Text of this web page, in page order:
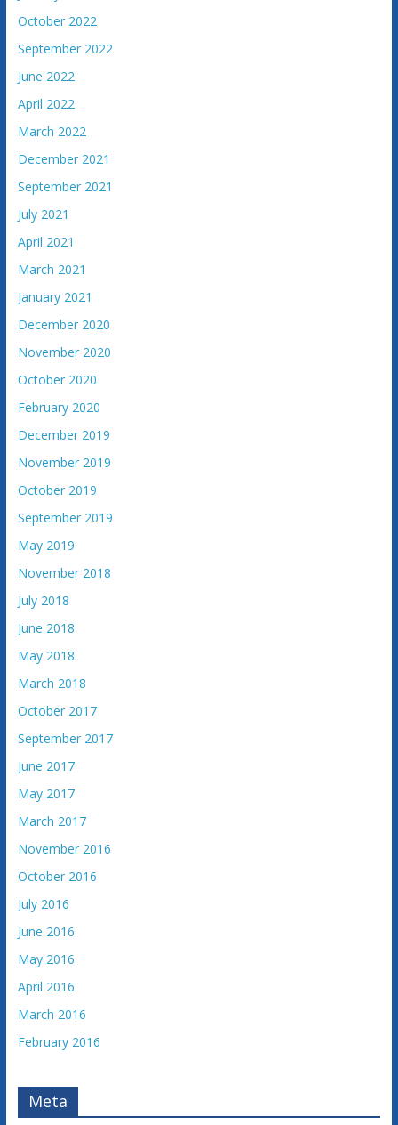
October 2022
September 2022
June 2022
April 2022
March 2022
December 2021
September 2021
July 2021
April 2021
March 2021
January 2021
December 2020
November 2020
October 2020
February 2020
December 2019
November 2019
October 2019
September 2019
May 2019
November 2018
July 2018
June 2018
May 2018
March 2018
October 2017
September 2017
June 2017
May 2017
March 2017
November 2016
October 2016
July 2016
June 2016
May 2016
April 2016
March 2016
February 2016
Meta